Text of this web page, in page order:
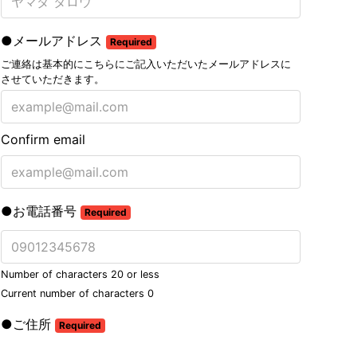
●メールアドレス Required
ご連絡は基本的にこちらにご記入いただいたメールアドレスに
させていただきます。
Confirm email
●お電話番号 Required
Number of characters 20 or less
Current number of characters 0
●ご住所 Required